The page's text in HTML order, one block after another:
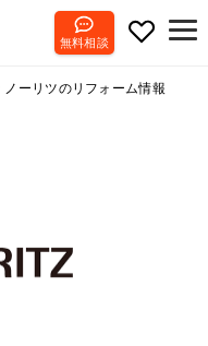
無料相談
ノーリツのリフォーム情報